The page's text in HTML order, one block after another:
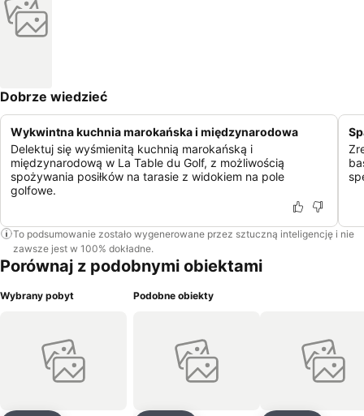
Dobrze wiedzieć
Wykwintna kuchnia marokańska i międzynarodowa
Delektuj się wyśmienitą kuchnią marokańską i
międzynarodową w La Table du Golf, z możliwością
spożywania posiłków na tarasie z widokiem na pole
golfowe.
To podsumowanie zostało wygenerowane przez sztuczną inteligencję i nie
zawsze jest w 100% dokładne.
Porównaj z podobnymi obiektami
Wybrany pobyt Podobne obiekty